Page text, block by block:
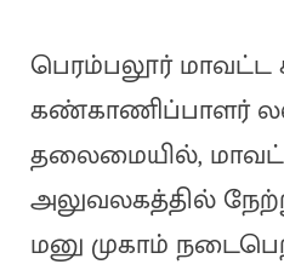
பெரம்பலூர்
கண்காணிப்பாளர்
தலைமையில்,
அலுவலகத்தில்
மனு முகாம்